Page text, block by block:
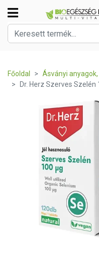
Főoldal Ásványi
Dr. Herz Szerves Szelén